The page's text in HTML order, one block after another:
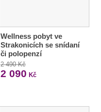
Wellness pobyt ve
Strakonicích se snídaní
či polopenzí
2 490 Kč
2 090 Kč